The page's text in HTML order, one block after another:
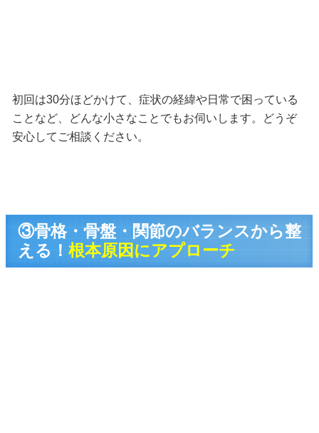
初回は30分ほどかけて、症状の経緯や日常で困っている
ことなど、どんな小さなことでもお伺いします。どうぞ
安心してご相談ください。
③骨格・骨盤・関節のバランスから整
える！根本原因にアプローチ